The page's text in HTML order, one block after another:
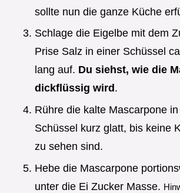
sollte nun die ganze Küche
Schlage die Eigelbe mit dem
Prise Salz in einer Schüssel
lang auf. Du siehst, wie die
dickflüssig wird .
Rühre die kalte Mascarpone
Schüssel kurz glatt, bis keine
zu sehen sind.
Hebe die Mascarpone
unter die Ei Zucker Masse.